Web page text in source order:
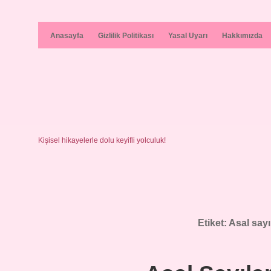
Anasayfa Gizlilik Politikası Yasal Uyarı Hakkımızda
Kişisel hikayelerle dolu keyifli yolculuk!
Etiket: Asal